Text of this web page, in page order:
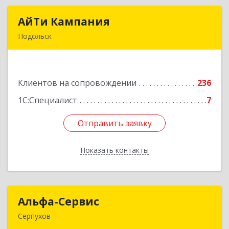
АйТи Кампания
Подольск
Клиентов на сопровождении
236
1С:Специалист
7
Отправить заявку
Показать контакты
Подробнее
Отправить заявку
Назад
Альфа-Сервис
Серпухов